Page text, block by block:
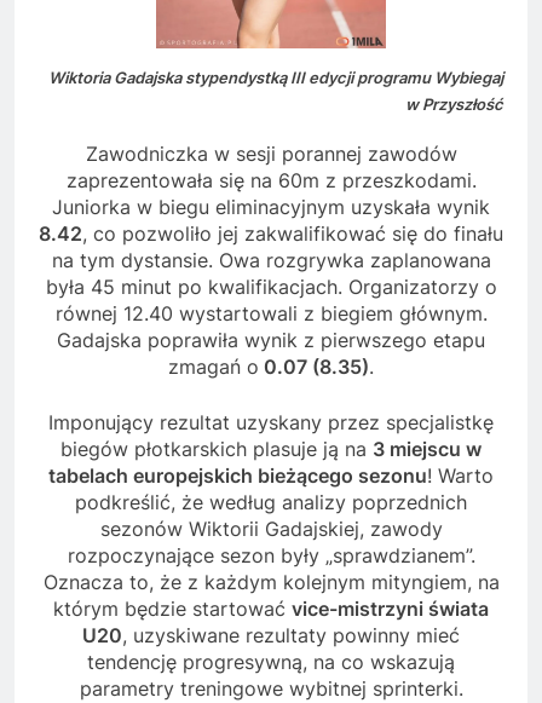
Wiktoria Gadajska stypendystką III edycji programu Wybiegaj
w Przyszłość
Zawodniczka w sesji porannej zawodów
zaprezentowała się na 60m z przeszkodami.
Juniorka w biegu eliminacyjnym uzyskała wynik
8.42, co pozwoliło jej zakwalifikować się do finału
na tym dystansie. Owa rozgrywka zaplanowana
była 45 minut po kwalifikacjach. Organizatorzy o
równej 12.40 wystartowali z biegiem głównym.
Gadajska poprawiła wynik z pierwszego etapu
zmagań o 0.07 (8.35).
Imponujący rezultat uzyskany przez specjalistkę
biegów płotkarskich plasuje ją na 3 miejscu w
tabelach europejskich bieżącego sezonu! Warto
podkreślić, że według analizy poprzednich
sezonów Wiktorii Gadajskiej, zawody
rozpoczynające sezon były „sprawdzianem”.
Oznacza to, że z każdym kolejnym mityngiem, na
którym będzie startować vice-mistrzyni świata
U20, uzyskiwane rezultaty powinny mieć
tendencję progresywną, na co wskazują
parametry treningowe wybitnej sprinterki.